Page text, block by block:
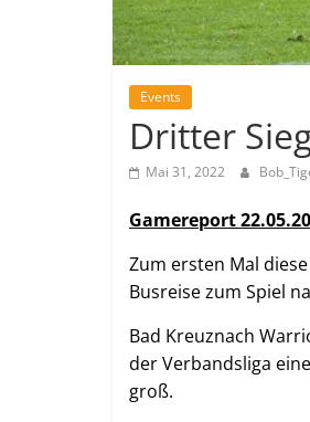
Events
Dritter
Mai 31, 2022
Gamereport
Zum ersten Mal
Busreise zum Spiel
Bad Kreuznach
der Verbandsliga
groß.